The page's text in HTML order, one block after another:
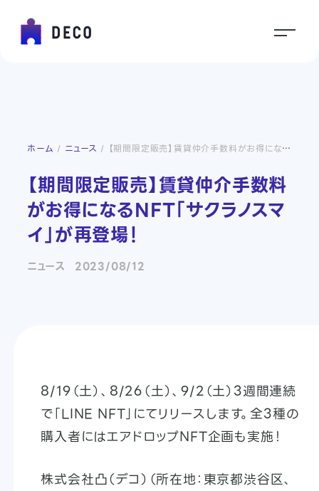
ホーム ニュース 【期間限定販売】賃貸仲介手数料がお得になるNFT「サクラノスマイ」が再登場！
【期間限定販売】賃貸仲介手数料
がお得になるNFT「サクラノスマ
イ」が再登場！
ニュース 2023/08/12
8/19（土）、8/26（土）、9/2（土）3週間連続
で「LINE NFT」にてリリースします。全3種の
購入者にはエアドロップNFT企画も実施！
株式会社凸（デコ）（所在地：東京都渋谷区、